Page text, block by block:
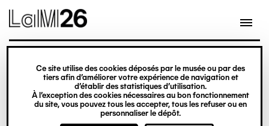
Gestion des cookies
Ce site utilise des cookies déposés par le musée ou par des
tiers afin d’améliorer votre expérience de navigation et
d’établir des statistiques d’utilisation.
À l’exception des cookies nécessaires au bon fonctionnement
du site, vous pouvez tous les accepter, tous les refuser ou en
personnaliser le dépôt.
contenu